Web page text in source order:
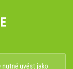
uvést jako